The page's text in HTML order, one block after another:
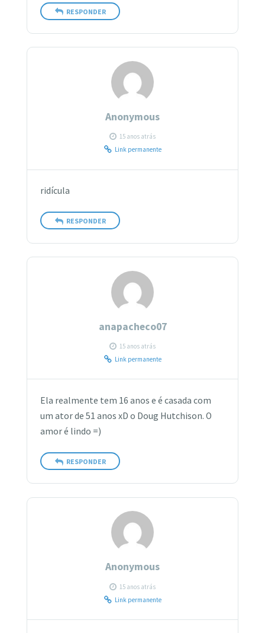
RESPONDER
Anonymous
15 anos atrás
Link permanente
ridícula
RESPONDER
anapacheco07
15 anos atrás
Link permanente
Ela realmente tem 16 anos e é casada com
um ator de 51 anos xD o Doug Hutchison. O
amor é lindo =)
RESPONDER
Anonymous
15 anos atrás
Link permanente